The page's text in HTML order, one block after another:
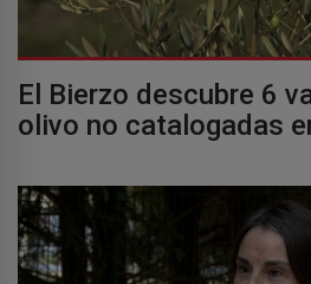
El Bierzo descubre 6
olivo no catalogadas